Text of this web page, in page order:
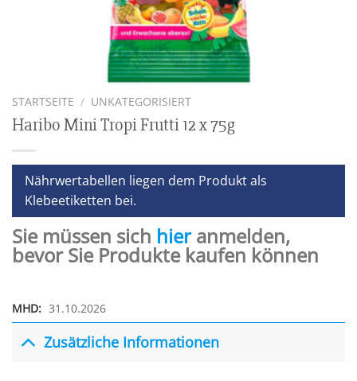
STARTSEITE / UNKATEGORISIERT
Haribo Mini Tropi Frutti 12 x 75g
Nährwertabellen liegen dem Produkt als
Klebeetiketten bei.
Sie müssen sich hieranmelden,
bevor Sie Produkte kaufen können
MHD: 31.10.2026
Zusätzliche Informationen